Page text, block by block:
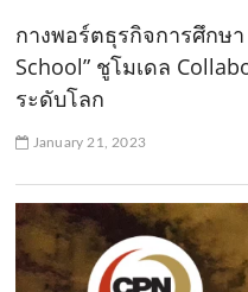
กางพอร์ตธุรกิจการศึกษา
School” ชูโมเดล
ระดับโลก
January 21, 2023